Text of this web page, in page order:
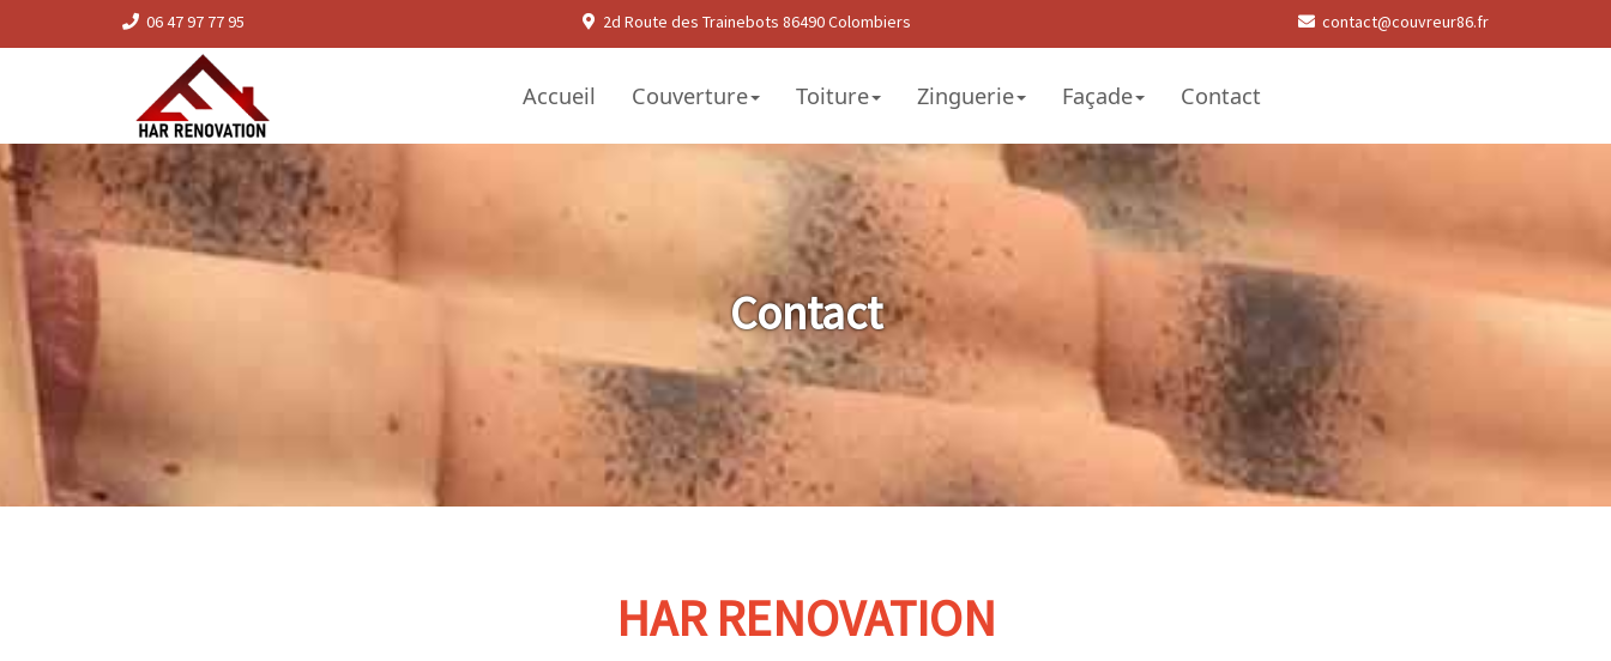
06 47 97 77 95 2d Route des Trainebots 86490 Colombiers contact@couvreur86.fr
Accueil Couverture Toiture Zinguerie Façade Contact
Contact
HAR RENOVATION